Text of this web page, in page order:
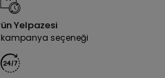
Yelpazesi
kampanya seçeneği